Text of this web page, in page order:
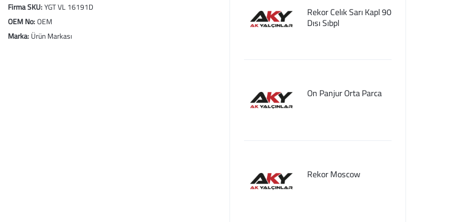
Firma SKU:YGT VL 16191D
OEM No:OEM
Marka: Ürün Markası
Rekor Celık Sarı Kapl 90
Dısı Sıbpl
On Panjur Orta Parca
Rekor Moscow